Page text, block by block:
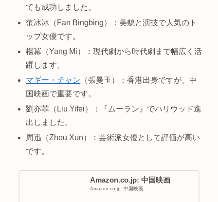
ても成功しました。
范冰冰（Fan Bingbing）：美貌と演技で人気のト
ップ女優です。
楊冪（Yang Mi）：現代劇から時代劇まで幅広く活
躍します。
マギー・チャン （張曼玉）：香港出身ですが、中
国映画で重要です。
劉亦菲（Liu Yifei）：『ムーラン』でハリウッド進
出しました。
周迅（Zhou Xun）：芸術派女優として評価が高い
です。
Amazon.co.jp: 中国映画
Amazon.co.jp: 中国映画